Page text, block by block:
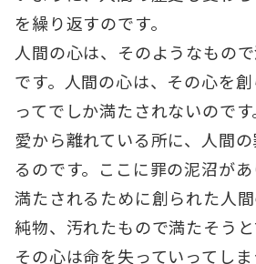
を繰り返すのです。
人間の心は、そのようなもの
です。人間の心は、その心を
ってでしか満たされないので
愛から離れている所に、人間
るのです。ここに罪の泥沼が
満たされるために創られた人
純物、汚れたもので満たそうと
その心は命を失っていってし